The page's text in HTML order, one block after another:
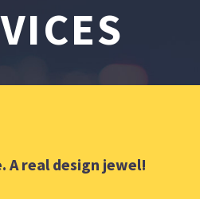
A real design jewel!